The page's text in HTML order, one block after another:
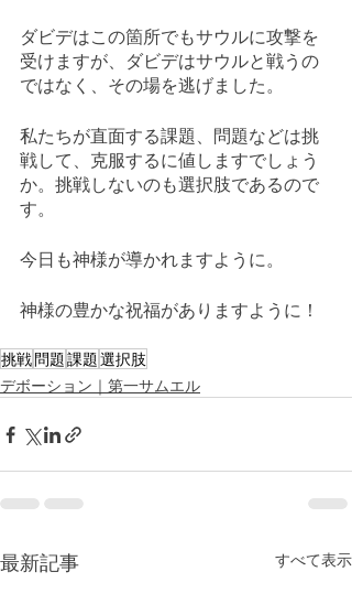
ダビデはこの箇所でもサウルに攻撃を
受けますが、ダビデはサウルと戦うの
ではなく、その場を逃げました。
私たちが直面する課題、問題などは挑
戦して、克服するに値しますでしょう
か。挑戦しないのも選択肢であるので
す。
今日も神様が導かれますように。
神様の豊かな祝福がありますように！
挑戦問題課題選択肢
デボーション｜第一サムエル
最新記事 すべて表示